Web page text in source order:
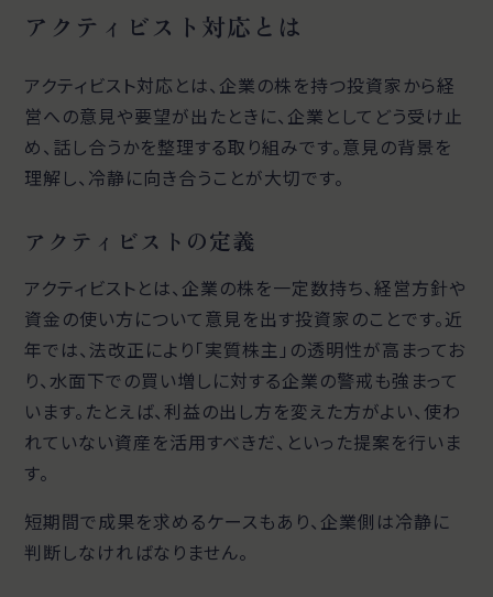
アクティビスト対応とは
アクティビスト対応とは、企業の株を持つ投資家から経
営への意見や要望が出たときに、企業としてどう受け止
め、話し合うかを整理する取り組みです。意見の背景を
理解し、冷静に向き合うことが大切です。
アクティビストの定義
アクティビストとは、企業の株を一定数持ち、経営方針や
資金の使い方について意見を出す投資家のことです。近
年では、法改正により「実質株主」の透明性が高まってお
り、水面下での買い増しに対する企業の警戒も強まって
います。たとえば、利益の出し方を変えた方がよい、使わ
れていない資産を活用すべきだ、といった提案を行いま
す。
短期間で成果を求めるケースもあり、企業側は冷静に
判断しなければなりません。